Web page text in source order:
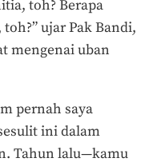
toh? Berapa
ujar Pak Bandi,
mengenai uban
pernah saya
ini dalam
Tahun lalu—kamu